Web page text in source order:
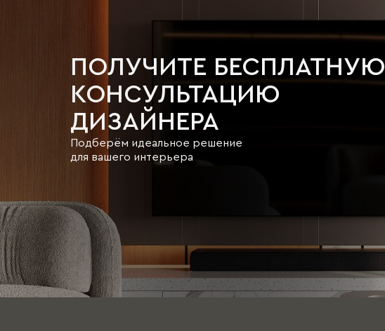
ПОЛУЧИТЕ БЕСПЛАТНУЮ
КОНСУЛЬТАЦИЮ
ДИЗАЙНЕРА
Подберём идеальное решение
для вашего интерьера